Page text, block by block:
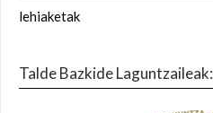
lehiaketak
Talde Bazkide Laguntzaileak: